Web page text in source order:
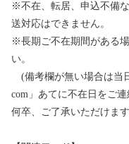
※不在、転居、申込不備
送対応はできません。
※長期ご不在期間がある
い。
(備考欄が無い場合は当日
com」あてに不在日をご
何卒、ご了承いただけま